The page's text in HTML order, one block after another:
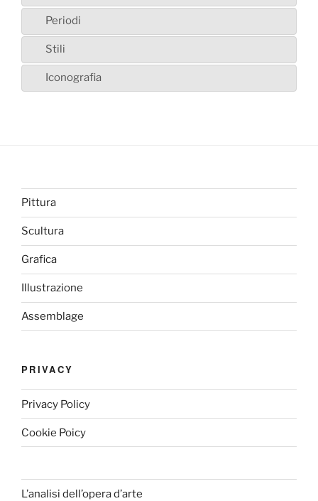
Periodi
Stili
Iconografia
Pittura
Scultura
Grafica
Illustrazione
Assemblage
PRIVACY
Privacy Policy
Cookie Poicy
L’analisi dell’opera d’arte